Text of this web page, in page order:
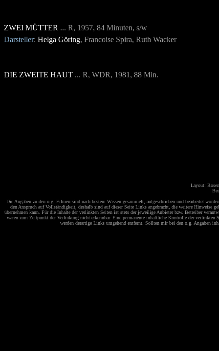
ZWEI MÜTTER ... R, 1957, 84 Minuten, s/w
Darsteller: Helga Göring, Francoise Spira, Ruth Wacker
DIE ZWEITE HAUT ... R, WDR, 1981 , 88 Min.
Layout:
Die Angaben zu den o.g. Filmen sind nach bestem Wissen gesammelt, aufgeschrieben und bearbeitet
den Anspruch auf Vollständigkeit, deshalb sind auf dieser Seite Links angebracht, die weitere Hinweise
übernehmen kann. Für die Inhalte der verlinkten Seiten ist stets der jeweilige Anbieter bzw. Betreiber
waren zum Zeitpunkt der Verlinkung nicht erkennbar. Eine permanente inhaltliche Kontrolle der
werden derartige Links umgehend entfernt. Sollten mir bei den o.g. Angaben